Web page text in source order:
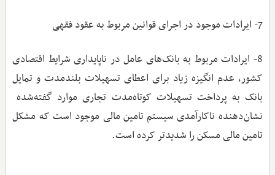
7- ایرادات موجود در اجرای قوانین مربوط به عقود فقهی
8- ایرادات مربوط به بانک‌های عامل در ناپایداری شرایط اقتصادی
کشور، عدم انگیزه زیاد برای اعطای تسهیلات بلندمدت و تمایل
بانک به پرداخت تسهیلات کوتاه‌مدت تجاری موارد گفته‌شده
نشان‌دهنده ناکارآمدی سیستم تامین مالی موجود است که مشکل
تامین مالی مسکن را شدیدتر کرده است.